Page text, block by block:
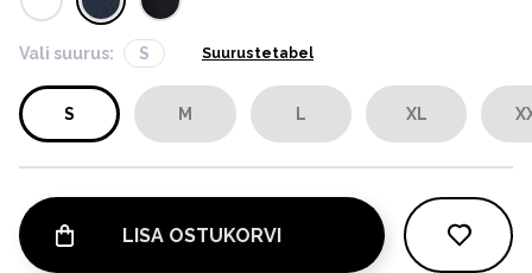
Vali suurus: S Suurustetabel
S M L XL
LISA OSTUKORVI